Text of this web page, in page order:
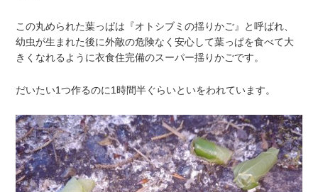
この丸められた葉っぱは『オトシブミの揺りかご』と呼ばれ、
幼虫が生まれた後に外敵の危険なく安心して葉っぱを食べて大
きくなれるように衣食住完備のスーパー揺りかごです。
だいたい1つ作るのに1時間半ぐらいといをわれています。